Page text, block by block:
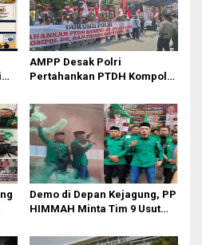
AMPP Desak Polri
Pertahankan PTDH Kompol
Demo di Depan Kejagung, PP
HIMMAH Minta Tim 9 Usut
Kasus Febrie Adriansyah